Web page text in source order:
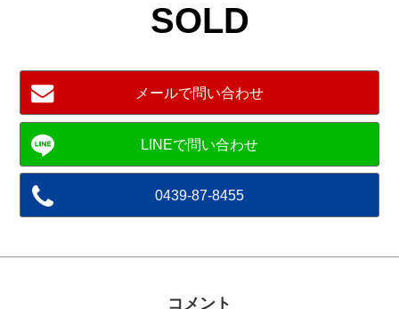
SOLD
メールで問い合わせ
0439-87-8455
コメント